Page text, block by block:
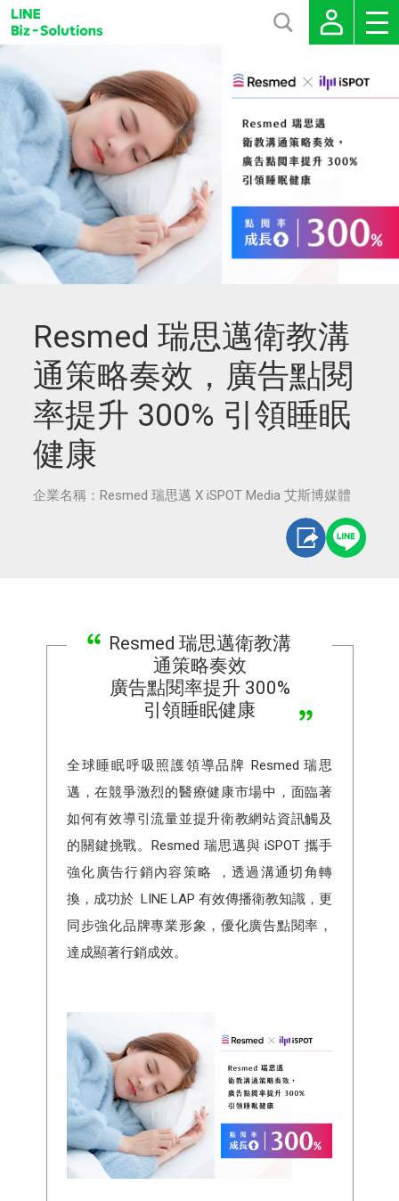
Resmed 瑞思邁衛教溝
通策略奏效，廣告點閱
率提升 300% 引領睡眠
健康
企業名稱：Resmed 瑞思邁 X iSPOT Media 艾斯博媒體
Resmed 瑞思邁衛教溝
通策略奏效
廣告點閱率提升 300%
引領睡眠健康
全球睡眠呼吸照護領導品牌 Resmed 瑞思
邁，在競爭激烈的醫療健康市場中，面臨著
如何有效導引流量並提升衛教網站資訊觸及
的關鍵挑戰。Resmed 瑞思邁與 iSPOT 攜手
強化廣告行銷內容策略 ，透過溝通切角轉
換，成功於 LINE LAP 有效傳播衛教知識，更
同步強化品牌專業形象，優化廣告點閱率，
達成顯著行銷成效。